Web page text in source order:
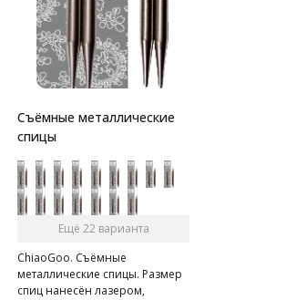
Съёмные металлические
спицы
Ещё 22 варианта
ChiaoGoo. Съёмные
металлические спицы. Размер
спиц нанесён лазером,